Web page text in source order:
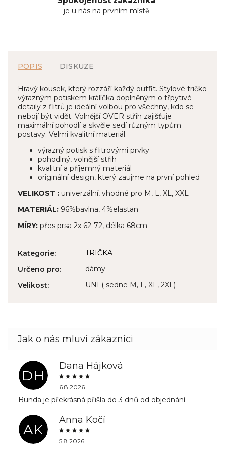
je u nás na prvním místě
POPIS DISKUZE
Hravý kousek, který rozzáří každý outfit. Stylové tričko
výrazným potiskem králíčka doplněným o třpytivé
detaily z flitrů je ideální volbou pro všechny, kdo se
nebojí být vidět. Volnější OVER střih zajišťuje
maximální pohodlí a skvěle sedí různým typům
postavy. Velmi kvalitní materiál.
výrazný potisk s flitrovými prvky
pohodlný, volnější střih
kvalitní a příjemný materiál
originální design, který zaujme na první pohled
VELIKOST : univerzální, vhodné pro M, L, XL, XXL
MATERIÁL: 96%bavlna, 4%elastan
MÍRY: přes prsa 2x 62-72, délka 68cm
Kategorie:
TRIČKA
Určeno pro:
dámy
Velikost: UNI ( sedne M, L, XL, 2XL)
DH
Dana Hájková
6.8.2026
Bunda je překrásná přišla do 3 dnů od objednání
AK
Anna Kočí
5.8.2026